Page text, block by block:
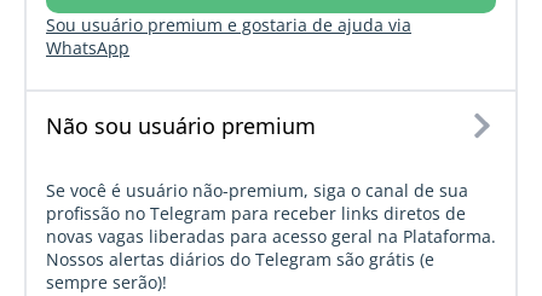
Sou usuário premium e gostaria de ajuda via
WhatsApp
Não sou usuário premium
Se você é usuário não-premium, siga o canal de sua
profissão no Telegram para receber links diretos de
novas vagas liberadas para acesso geral na Plataforma.
Nossos alertas diários do Telegram são grátis (e
sempre serão)!